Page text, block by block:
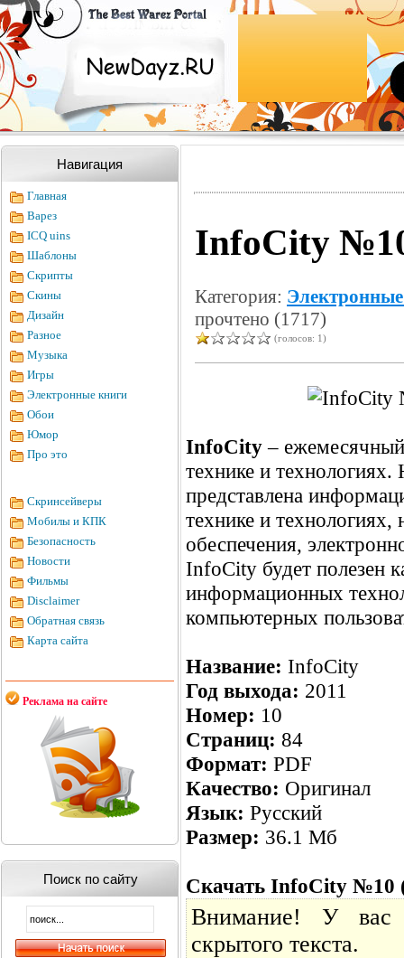
Навигация
Главная
Варез
ICQ uins
Шаблоны
Скрипты
Скины
Дизайн
Разное
Музыка
Игры
Электронные книги
Обои
Юмор
Про это
Скринсейверы
Мобилы и КПК
Безопасность
Новости
Фильмы
Disclaimer
Обратная связь
Карта сайта
Реклама на сайте
Поиск по сайту
InfoCity
Категория:
прочтено (1717)
(голосов: 1)
InfoCity–
технике и технологиях.
представлена
технике и
обеспечения,
InfoCity будет полезен
информационных
компьютерных
Название: InfoCity
Год выхода: 2011
Номер: 10
Страниц: 84
Формат: PDF
Качество: Оригинал
Язык: Русский
Размер: 36.1 Мб
Скачать InfoCity №10
Внимание! У вас
скрытого текста.